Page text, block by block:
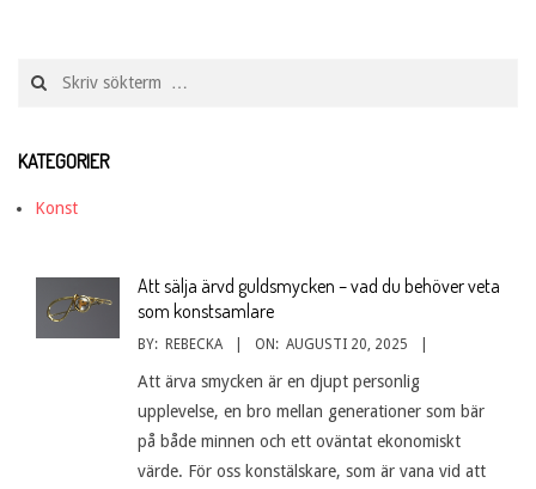
inlägg
KATEGORIER
Konst
Att sälja ärvd guldsmycken – vad du behöver veta
som konstsamlare
BY: REBECKA ON: AUGUSTI 20, 2025
Att ärva smycken är en djupt personlig
upplevelse, en bro mellan generationer som bär
på både minnen och ett oväntat ekonomiskt
värde. För oss konstälskare, som är vana vid att